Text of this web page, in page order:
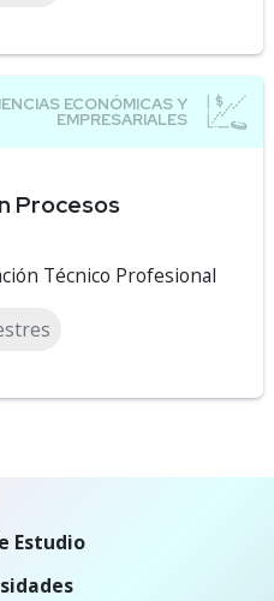
Procesos
Técnico Profesional
Estudio